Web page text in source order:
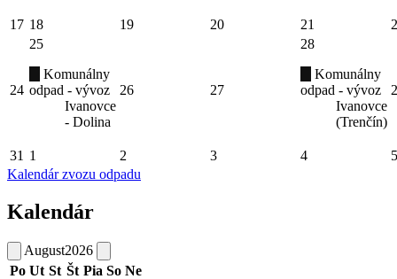
17 18 19 20 21
24
25
Komunálny
odpad - vývoz
Ivanovce
- Dolina
26 27
28
Komunálny
odpad - vývoz
Ivanovce
(Trenčín)
31 1 2 3 4
5
Kalendár zvozu odpadu
Kalendár
August2026
Po Ut St Št Pia So Ne